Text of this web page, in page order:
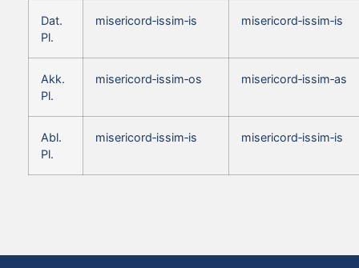
Dat.
Pl.
misericord‑issim‑is misericord‑issim‑is
Akk.
Pl.
misericord‑issim‑os misericord‑issim‑as
Abl.
Pl.
misericord‑issim‑is misericord‑issim‑is